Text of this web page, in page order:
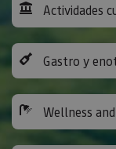
Actividades
Gastro y
Wellness